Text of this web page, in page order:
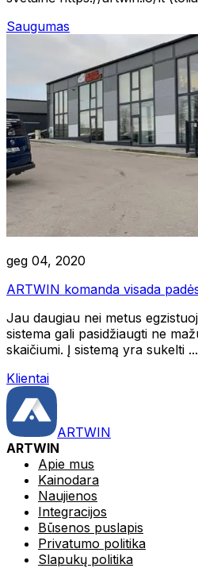
Saugumas
geg 04, 2020
ARTWIN komanda visada
Jau daugiau nei metus
sistema gali pasidžiaugti ne
skaičiumi. Į sistemą yra sukelti ...
Klientai
ARTWIN
ARTWIN
Apie mus
Kainodara
Naujienos
Integracijos
Būsenos puslapis
Privatumo politika
Slapukų politika